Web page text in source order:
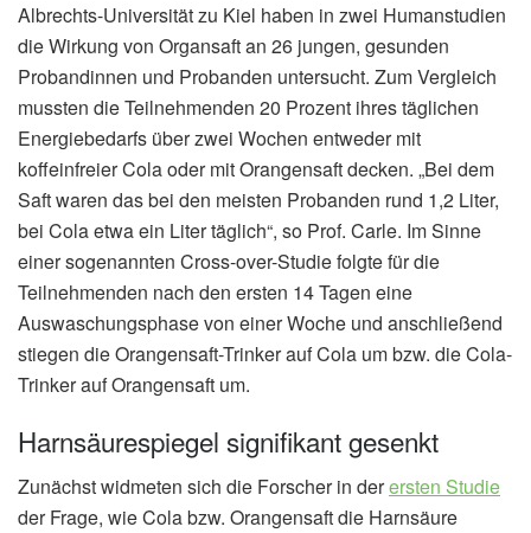
Albrechts-Universität zu Kiel haben in zwei Humanstudien
die Wirkung von Organsaft an 26 jungen, gesunden
Probandinnen und Probanden untersucht. Zum Vergleich
mussten die Teilnehmenden 20 Prozent ihres täglichen
Energiebedarfs über zwei Wochen entweder mit
koffeinfreier Cola oder mit Orangensaft decken. „Bei dem
Saft waren das bei den meisten Probanden rund 1,2 Liter,
bei Cola etwa ein Liter täglich“, so Prof. Carle. Im Sinne
einer sogenannten Cross-over-Studie folgte für die
Teilnehmenden nach den ersten 14 Tagen eine
Auswaschungsphase von einer Woche und anschließend
stiegen die Orangensaft-Trinker auf Cola um bzw. die Cola-
Trinker auf Orangensaft um.
Harnsäurespiegel signifikant gesenkt
Zunächst widmeten sich die Forscher in derersten Studie
der Frage, wie Cola bzw. Orangensaft die Harnsäure